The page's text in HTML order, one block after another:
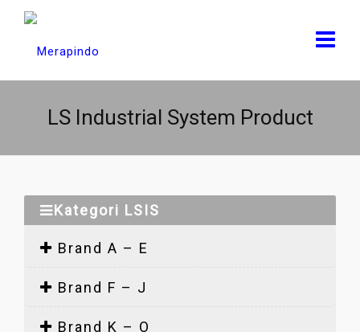
LS Industrial System Product
Kategori LSIS
Brand A – E
Brand F – J
Brand K – O